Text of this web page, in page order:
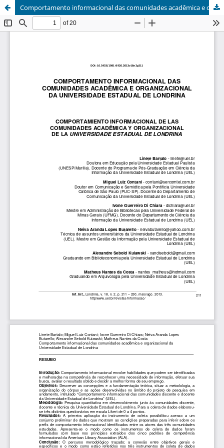
Comportamento informacional das comunidades acadêmica e organizacional da Universidade Estadual de Londrina